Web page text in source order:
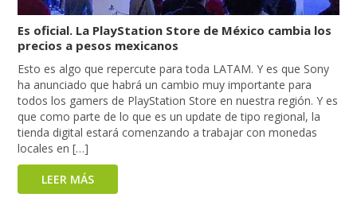
Es oficial. La PlayStation Store de México cambia los
precios a pesos mexicanos
Esto es algo que repercute para toda LATAM. Y es que Sony
ha anunciado que habrá un cambio muy importante para
todos los gamers de PlayStation Store en nuestra región. Y es
que como parte de lo que es un update de tipo regional, la
tienda digital estará comenzando a trabajar con monedas
locales en […]
LEER MÁS